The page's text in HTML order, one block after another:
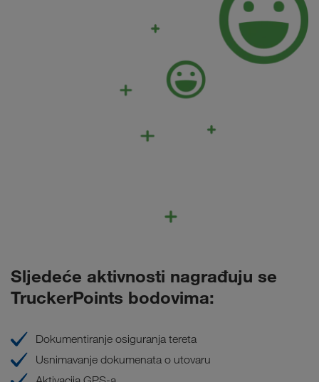
Sljedeće aktivnosti nagrađuju se
TruckerPoints bodovima:
Dokumentiranje osiguranja tereta
Usnimavanje dokumenata o utovaru